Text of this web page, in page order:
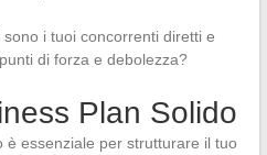
i tuoi concorrenti diretti e
di forza e debolezza?
Plan Solido
è essenziale per strutturare il tuo